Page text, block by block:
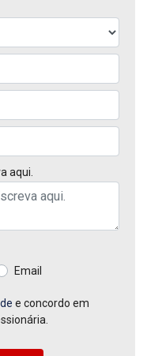
aqui.
Email
e concordo em